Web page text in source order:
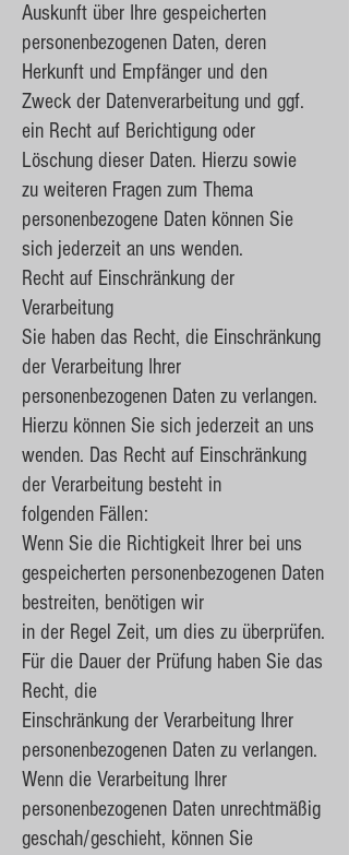
Auskunft über Ihre gespeicherten
personenbezogenen Daten, deren
Herkunft und Empfänger und den
Zweck der Datenverarbeitung und ggf.
ein Recht auf Berichtigung oder
Löschung dieser Daten. Hierzu sowie
zu weiteren Fragen zum Thema
personenbezogene Daten können Sie
sich jederzeit an uns wenden.
Recht auf Einschränkung der
Verarbeitung
Sie haben das Recht, die Einschränkung
der Verarbeitung Ihrer
personenbezogenen Daten zu verlangen.
Hierzu können Sie sich jederzeit an uns
wenden. Das Recht auf Einschränkung
der Verarbeitung besteht in
folgenden Fällen:
Wenn Sie die Richtigkeit Ihrer bei uns
gespeicherten personenbezogenen Daten
bestreiten, benötigen wir
in der Regel Zeit, um dies zu überprüfen.
Für die Dauer der Prüfung haben Sie das
Recht, die
Einschränkung der Verarbeitung Ihrer
personenbezogenen Daten zu verlangen.
Wenn die Verarbeitung Ihrer
personenbezogenen Daten unrechtmäßig
geschah/geschieht, können Sie